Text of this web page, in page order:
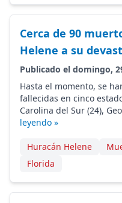
Cerca de 90
Helene a su
Publicado el domingo,
Hasta el momento, se
fallecidas en cinco
Carolina del Sur (24),
leyendo »
Huracán Helene
Florida